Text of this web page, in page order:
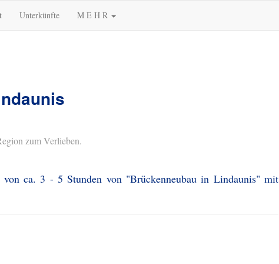
Unterkünfte M E H R
zum Verlieben.
ca. 3 - 5 Stunden von "Brückenneubau in Lindaunis" mit